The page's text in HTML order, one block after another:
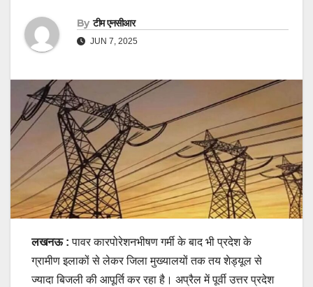
By टीम एनसीआर
JUN 7, 2025
लखनऊ :पावर कारपोरेशनभीषण गर्मी के बाद भी प्रदेश के
ग्रामीण इलाकों से लेकर जिला मुख्यालयों तक तय शेड्यूल से
ज्यादा बिजली की आपूर्ति कर रहा है। अप्रैल में पूर्वी उत्तर प्रदेश